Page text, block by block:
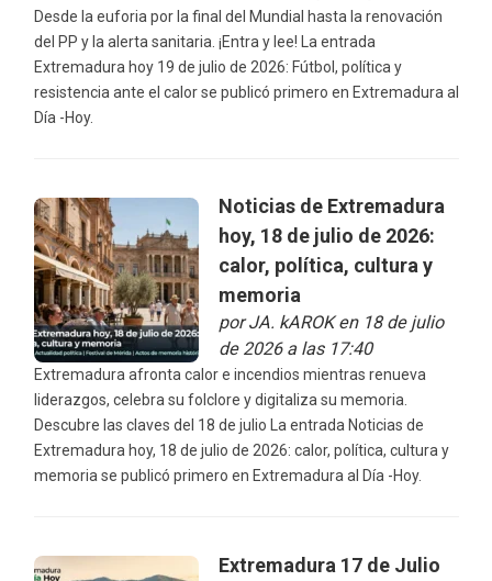
Desde la euforia por la final del Mundial hasta la renovación
del PP y la alerta sanitaria. ¡Entra y lee! La entrada
Extremadura hoy 19 de julio de 2026: Fútbol, política y
resistencia ante el calor se publicó primero en Extremadura al
Día -Hoy.
Noticias de Extremadura
hoy, 18 de julio de 2026:
calor, política, cultura y
memoria
porJA. kAROKen 18 de julio
de 2026 a las 17:40
Extremadura afronta calor e incendios mientras renueva
liderazgos, celebra su folclore y digitaliza su memoria.
Descubre las claves del 18 de julio La entrada Noticias de
Extremadura hoy, 18 de julio de 2026: calor, política, cultura y
memoria se publicó primero en Extremadura al Día -Hoy.
Extremadura 17 de Julio